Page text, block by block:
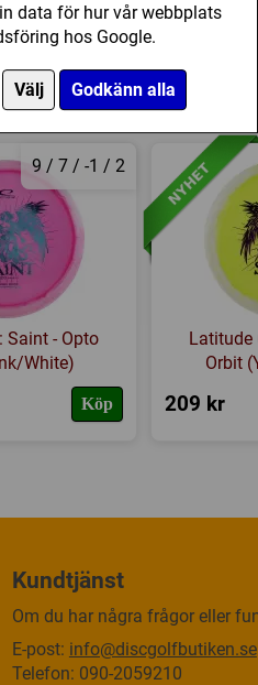
data för hur vår webbplats
hos Google.
Välj Godkänn alla
Kategori(er):Fairway Driver
9 / 7 / -1 / 2
Saint - Opto
White)
Köp
Latitude
Orbit
209 kr
Kundtjänst
Om du har några frågor eller
E-post: info@discgolfbutiken.se
Telefon: 090-2059210